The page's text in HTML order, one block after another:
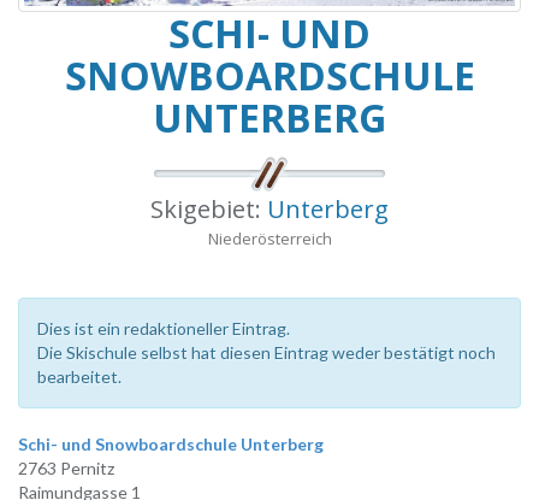
SCHI- UND
SNOWBOARDSCHULE
UNTERBERG
Skigebiet: Unterberg
Niederösterreich
Dies ist ein redaktioneller Eintrag.
Die Skischule selbst hat diesen Eintrag weder bestätigt noch
bearbeitet.
Schi- und Snowboardschule Unterberg
2763 Pernitz
Raimundgasse 1